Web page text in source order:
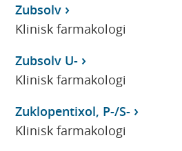
Zubsolv
Klinisk farmakologi
Zubsolv U-
Klinisk farmakologi
Zuklopentixol, P-/S-
Klinisk farmakologi